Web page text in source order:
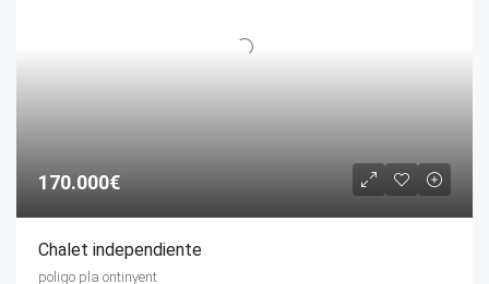
170.000€
Chalet independiente
poligo pla ontinyent